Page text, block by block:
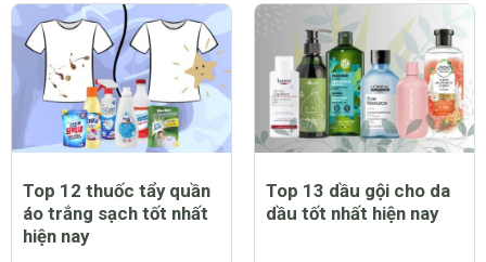
Top 12 thuốc tẩy quần
áo trắng sạch tốt nhất
hiện nay
Top 13 dầu gội cho da
dầu tốt nhất hiện nay